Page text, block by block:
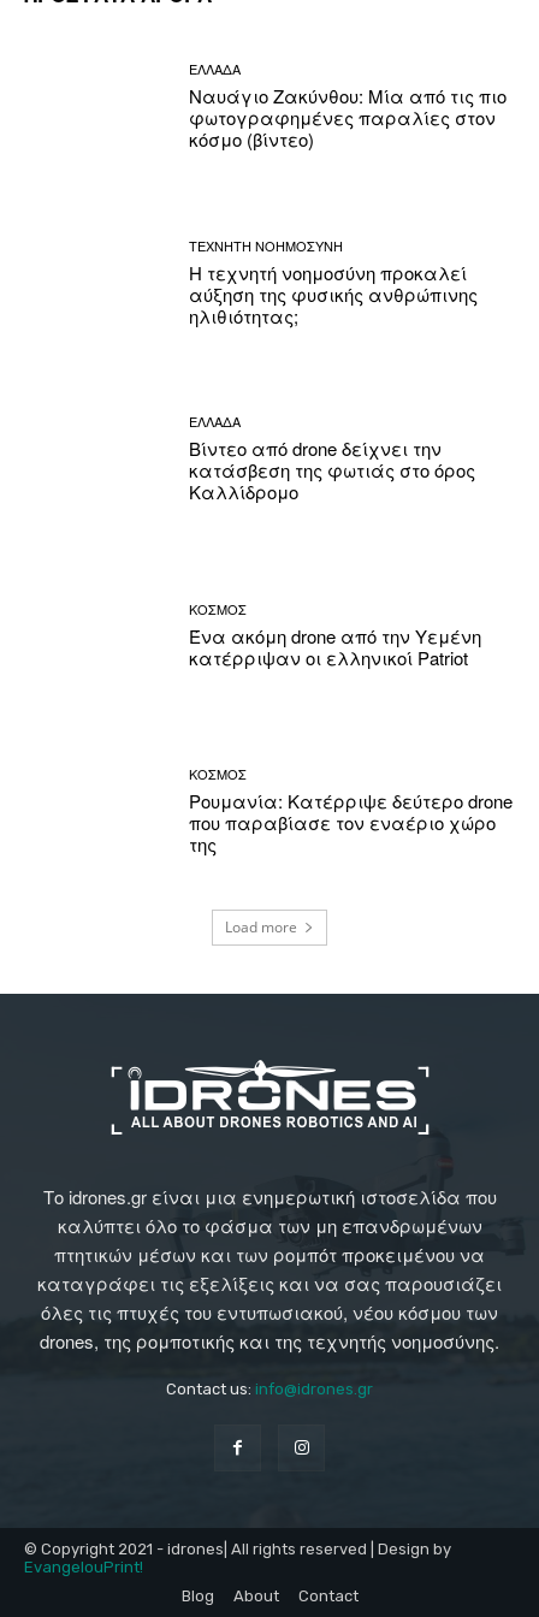
ΕΛΛΑΔΑ
Ναυάγιο Ζακύνθου: Μία από τις πιο
φωτογραφημένες παραλίες στον
κόσμο (βίντεο)
ΤΕΧΝΗΤΗ ΝΟΗΜΟΣΥΝΗ
Η τεχνητή νοημοσύνη προκαλεί
αύξηση της φυσικής ανθρώπινης
ηλιθιότητας;
ΕΛΛΑΔΑ
Βίντεο από drone δείχνει την
κατάσβεση της φωτιάς στο όρος
Καλλίδρομο
ΚΟΣΜΟΣ
Ένα ακόμη drone από την Υεμένη
κατέρριψαν οι ελληνικοί Patriot
ΚΟΣΜΟΣ
Ρουμανία: Κατέρριψε δεύτερο drone
που παραβίασε τον εναέριο χώρο
της
Load more
Το idrones.gr είναι μια ενημερωτική ιστοσελίδα που
καλύπτει όλο το φάσμα των μη επανδρωμένων
πτητικών μέσων και των ρομπότ προκειμένου να
καταγράφει τις εξελίξεις και να σας παρουσιάζει
όλες τις πτυχές του εντυπωσιακού, νέου κόσμου των
drones, της ρομποτικής και της τεχνητής νοημοσύνης.
Contact us: info@idrones.gr
© Copyright 2021 - idrones| All rights reserved | Design by
EvangelouPrint!
Blog
About Contact